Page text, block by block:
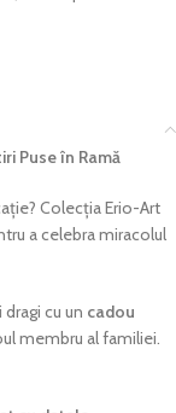
Puse în Ramă
Colecția Erio-Art
a celebra miracolul
cu un cadou
membru al familiei.